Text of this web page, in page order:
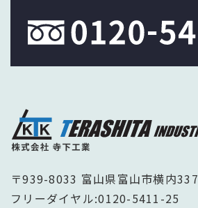
〒939-8033 富山県富山市横内337
フリーダイヤル:0120-5411-25